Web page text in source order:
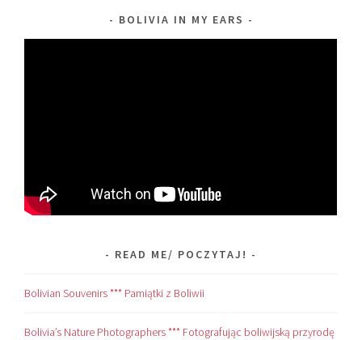
BOLIVIA IN MY EARS
READ ME/ POCZYTAJ!
Bolivian Souvenirs *** Pamiątki z Boliwii
Bolivia’s Nature Photographers *** Fotografując boliwijską przyrodę